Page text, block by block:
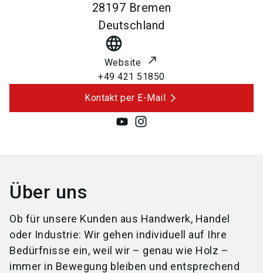
28197 Bremen
Deutschland
language
Website
+49 421 51850
Kontakt per E-Mail
Über uns
Ob für unsere Kunden aus Handwerk, Handel
oder Industrie: Wir gehen individuell auf Ihre
Bedürfnisse ein, weil wir – genau wie Holz –
immer in Bewegung bleiben und entsprechend